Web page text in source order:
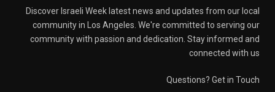
Discover Israeli Week latest news and updates from our local
community in Los Angeles. We're committed to serving our
community with passion and dedication. Stay informed and
connected with us
Questions? Get in Touch